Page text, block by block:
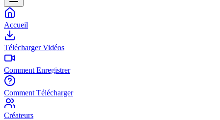
Accueil
Télécharger Vidéos
Comment Enregistrer
Comment Télécharger
Créateurs